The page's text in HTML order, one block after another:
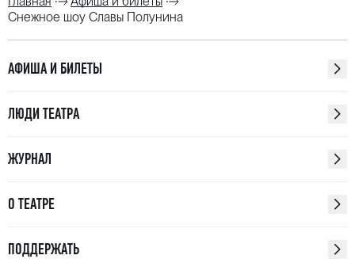
Снежное шоу Славы Полунина
АФИША И БИЛЕТЫ
ЛЮДИ ТЕАТРА
ЖУРНАЛ
О ТЕАТРЕ
ПОДДЕРЖАТЬ